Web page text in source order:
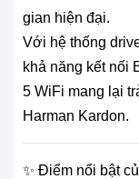
gian hiện đại.
Với hệ thống
khả năng kết nối
5 WiFi mang lại
Harman Kardon.
✨ Điểm nổi bật